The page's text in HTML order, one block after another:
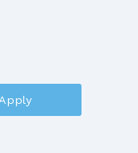
Apply